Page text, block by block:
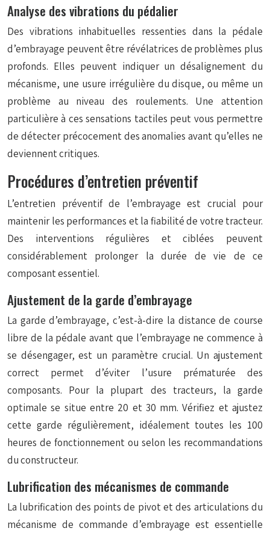
Analyse des vibrations du pédalier
Des vibrations inhabituelles ressenties dans la pédale
d’embrayage peuvent être révélatrices de problèmes plus
profonds. Elles peuvent indiquer un désalignement du
mécanisme, une usure irrégulière du disque, ou même un
problème au niveau des roulements. Une attention
particulière à ces sensations tactiles peut vous permettre
de détecter précocement des anomalies avant qu’elles ne
deviennent critiques.
Procédures d’entretien préventif
L’entretien préventif de l’embrayage est crucial pour
maintenir les performances et la fiabilité de votre tracteur.
Des interventions régulières et ciblées peuvent
considérablement prolonger la durée de vie de ce
composant essentiel.
Ajustement de la garde d’embrayage
La garde d’embrayage, c’est-à-dire la distance de course
libre de la pédale avant que l’embrayage ne commence à
se désengager, est un paramètre crucial. Un ajustement
correct permet d’éviter l’usure prématurée des
composants. Pour la plupart des tracteurs, la garde
optimale se situe entre 20 et 30 mm. Vérifiez et ajustez
cette garde régulièrement, idéalement toutes les 100
heures de fonctionnement ou selon les recommandations
du constructeur.
Lubrification des mécanismes de commande
La lubrification des points de pivot et des articulations du
mécanisme de commande d’embrayage est essentielle